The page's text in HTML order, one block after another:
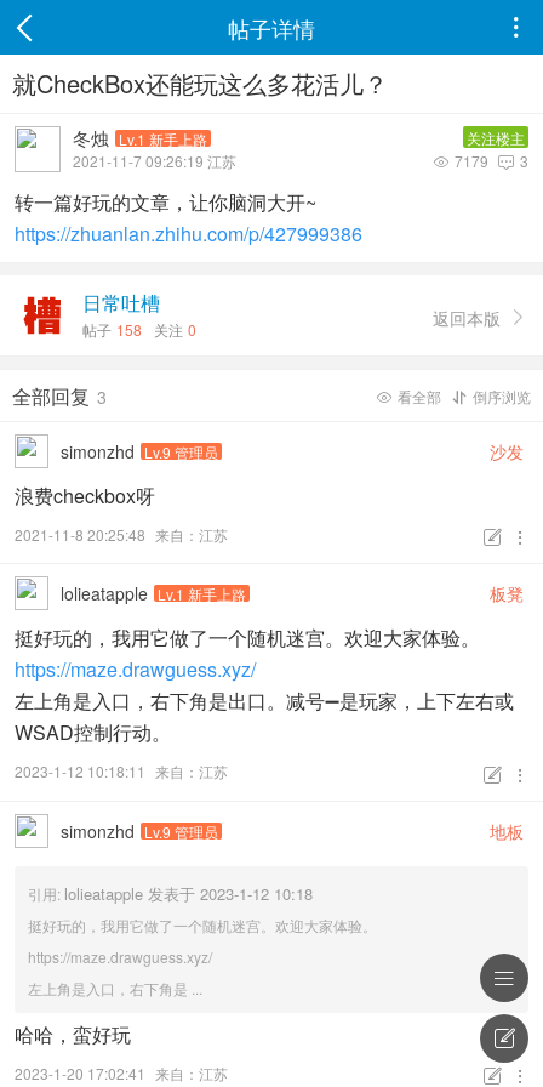
帖子详情 
就CheckBox还能玩这么多花活儿？
冬烛 Lv.1 新手上路
关注楼主
2021-11-7 09:26:19 江苏
 3
 7179
转一篇好玩的文章，让你脑洞大开~
https://zhuanlan.zhihu.com/p/427999386
日常吐槽
帖子 158 关注 0 返回本版 
 倒序浏览
 看全部
全部回复 3
simonzhd Lv.9 管理员 沙发
浪费checkbox呀
2021-11-8 20:25:48 来自：江苏  
lolieatapple Lv.1 新手上路 板凳
挺好玩的，我用它做了一个随机迷宫。欢迎大家体验。
https://maze.drawguess.xyz/
左上角是入口，右下角是出口。减号➖是玩家，上下左右或
WSAD控制行动。
2023-1-12 10:18:11 来自：江苏  
simonzhd Lv.9 管理员 地板
引用: lolieatapple 发表于 2023-1-12 10:18
挺好玩的，我用它做了一个随机迷宫。欢迎大家体验。
https://maze.drawguess.xyz/
左上角是入口，右下角是 ...
哈哈，蛮好玩
2023-1-20 17:02:41 来自：江苏  

